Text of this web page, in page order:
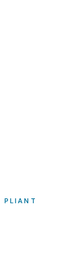
PLIANT